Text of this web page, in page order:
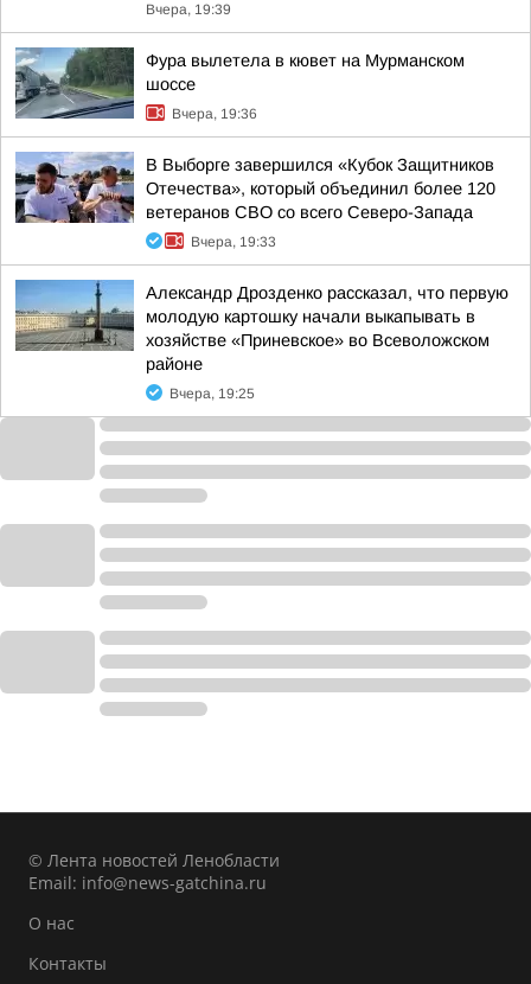
Вчера, 19:39
Фура вылетела в кювет на Мурманском
шоссе
Вчера, 19:36
В Выборге завершился «Кубок Защитников
Отечества», который объединил более 120
ветеранов СВО со всего Северо-Запада
Вчера, 19:33
Александр Дрозденко рассказал, что первую
молодую картошку начали выкапывать в
хозяйстве «Приневское» во Всеволожском
районе
Вчера, 19:25
© Лента новостей Ленобласти
Email: info@news-gatchina.ru
О нас
Контакты